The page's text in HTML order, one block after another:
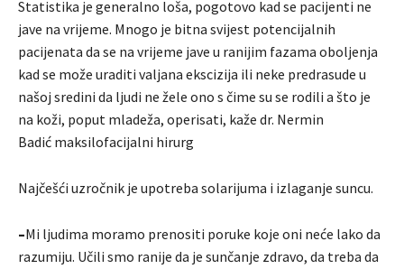
Statistika je generalno loša, pogotovo kad se pacijenti ne
jave na vrijeme. Mnogo je bitna svijest potencijalnih
pacijenata da se na vrijeme jave u ranijim fazama oboljenja
kad se može uraditi valjana ekscizija ili neke predrasude u
našoj sredini da ljudi ne žele ono s čime su se rodili a što je
na koži, poput mladeža, operisati, kaže dr. Nermin
Badić maksilofacijalni hirurg
Najčešći uzročnik je upotreba solarijuma i izlaganje suncu.
–Mi ljudima moramo prenositi poruke koje oni neće lako da
razumiju. Učili smo ranije da je sunčanje zdravo, da treba da